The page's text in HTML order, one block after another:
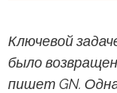
Ключевой
было
пишет GN.